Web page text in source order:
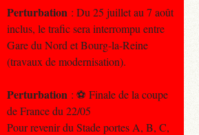
Perturbation : Du 25 juillet au 7 août
inclus, le trafic sera interrompu entre
Gare du Nord et Bourg-la-Reine
(travaux de modernisation).
Perturbation : ⚽️ Finale de la coupe
de France du 22/05
Pour revenir du Stade portes A, B, C,